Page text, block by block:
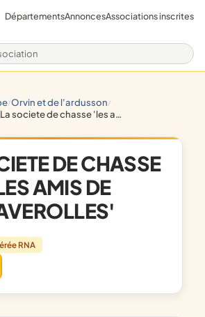
DépartementsAnnoncesAssociations inscrites
/ orvin et de l'ardusson/
la societe de chasse 'les amis de faverolles'
DE CHASSE
AMIS DE
RNA